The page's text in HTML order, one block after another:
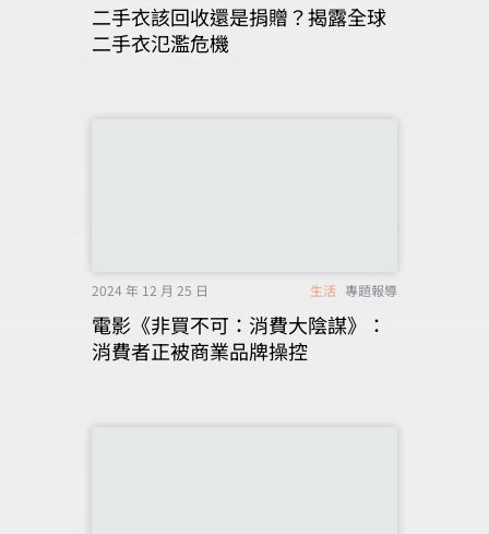
二手衣該回收還是捐贈？揭露全球
二手衣氾濫危機
2024 年 12 月 25 日 生活 專題報導
電影《非買不可：消費大陰謀》：
消費者正被商業品牌操控